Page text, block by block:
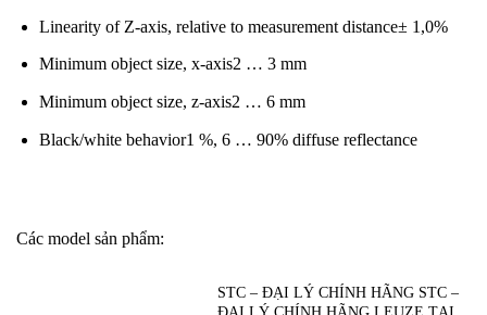
Linearity of Z-axis, relative to measurement distance± 1,0%
Minimum object size, x-axis2 … 3 mm
Minimum object size, z-axis2 … 6 mm
Black/white behavior1 %, 6 … 90% diffuse reflectance
Các model sản phẩm:
STC – ĐẠI LÝ CHÍNH HÃNG STC –